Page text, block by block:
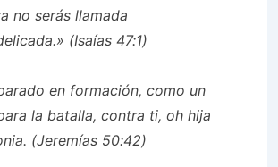
no serás llamada
(Isaías 47:1)
en formación, como un
la batalla, contra ti, oh hija
(Jeremías 50:42)